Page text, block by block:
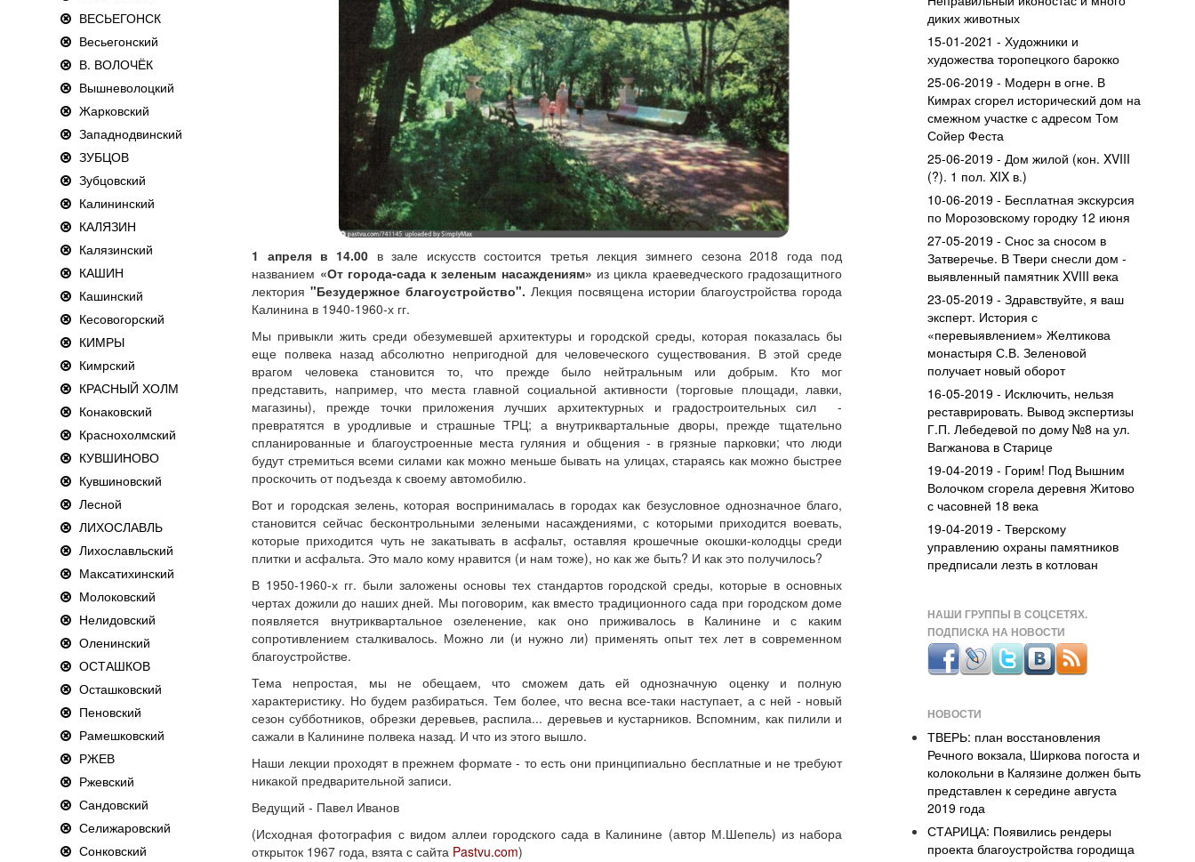
ВЕСЬЕГОНСК
Весьегонский
В. ВОЛОЧЁК
Вышневолоцкий
Жарковский
Западнодвинский
ЗУБЦОВ
Зубцовский
Калининский
КАЛЯЗИН
Калязинский
КАШИН
Кашинский
Кесовогорский
КИМРЫ
Кимрский
КРАСНЫЙ ХОЛМ
Конаковский
Краснохолмский
КУВШИНОВО
Кувшиновский
Лесной
ЛИХОСЛАВЛЬ
Лихославльский
Максатихинский
Молоковский
Нелидовский
Оленинский
ОСТАШКОВ
Осташковский
Пеновский
Рамешковский
РЖЕВ
Ржевский
Сандовский
Селижаровский
Сонковский
1 апреля в 14.00 в зале искусств состоится третья лекция зимнего сезона 2018 года под
названием «От города-сада к зеленым насаждениям» из цикла краеведческого градозащитного
лектория"Безудержное благоустройство". Лекция посвящена истории благоустройства города
Калинина в 1940-1960-х гг.
Мы привыкли жить среди обезумевшей архитектуры и городской среды, которая показалась бы
еще полвека назад абсолютно непригодной для человеческого существования. В этой среде
врагом человека становится то, что прежде было нейтральным или добрым. Кто мог
представить, например, что места главной социальной активности (торговые площади, лавки,
магазины), прежде точки приложения лучших архитектурных и градостроительных сил -
превратятся в уродливые и страшные ТРЦ; а внутриквартальные дворы, прежде тщательно
спланированные и благоустроенные места гуляния и общения - в грязные парковки; что люди
будут стремиться всеми силами как можно меньше бывать на улицах, стараясь как можно быстрее
проскочить от подъезда к своему автомобилю.
Вот и городская зелень, которая воспринималась в городах как безусловное однозначное благо,
становится сейчас бесконтрольными зелеными насаждениями, с которыми приходится воевать,
которые приходится чуть не закатывать в асфальт, оставляя крошечные окошки-колодцы среди
плитки и асфальта. Это мало кому нравится (и нам тоже), но как же быть? И как это получилось?
В 1950-1960-х гг. были заложены основы тех стандартов городской среды, которые в основных
чертах дожили до наших дней. Мы поговорим, как вместо традиционного сада при городском доме
появляется внутриквартальное озеленение, как оно приживалось в Калинине и с каким
сопротивлением сталкивалось. Можно ли (и нужно ли) применять опыт тех лет в современном
благоустройстве.
Тема непростая, мы не обещаем, что сможем дать ей однозначную оценку и полную
характеристику. Но будем разбираться. Тем более, что весна все-таки наступает, а с ней - новый
сезон субботников, обрезки деревьев, распила... деревьев и кустарников. Вспомним, как пилили и
сажали в Калинине полвека назад. И что из этого вышло.
Наши лекции проходят в прежнем формате - то есть они принципиально бесплатные и не требуют
никакой предварительной записи.
Ведущий - Павел Иванов
(Исходная фотография с видом аллеи городского сада в Калинине (автор М.Шепель) из набора
открыток 1967 года, взята с сайта Pastvu.com)
диких животных
15-01-2021 - Художники и
художества торопецкого барокко
25-06-2019 - Модерн в огне. В
Кимрах сгорел исторический дом на
смежном участке с адресом Том
Сойер Феста
25-06-2019 - Дом жилой (кон. XVIII
(?). 1 пол. XIX в.)
10-06-2019 - Бесплатная экскурсия
по Морозовскому городку 12 июня
27-05-2019 - Снос за сносом в
Затверечье. В Твери снесли дом -
выявленный памятник XVIII века
23-05-2019 - Здравствуйте, я ваш
эксперт. История с
«перевыявлением» Желтикова
монастыря С.В. Зеленовой
получает новый оборот
16-05-2019 - Исключить, нельзя
реставрировать. Вывод экспертизы
Г.П. Лебедевой по дому №8 на ул.
Вагжанова в Старице
19-04-2019 - Горим! Под Вышним
Волочком сгорела деревня Житово
с часовней 18 века
19-04-2019 - Тверскому
управлению охраны памятников
предписали лезть в котлован
НАШИ ГРУППЫ В СОЦСЕТЯХ.
ПОДПИСКА НА НОВОСТИ
НОВОСТИ
ТВЕРЬ: план восстановления
Речного вокзала, Ширкова погоста и
колокольни в Калязине должен быть
представлен к середине августа
2019 года
СТАРИЦА: Появились рендеры
проекта благоустройства городища